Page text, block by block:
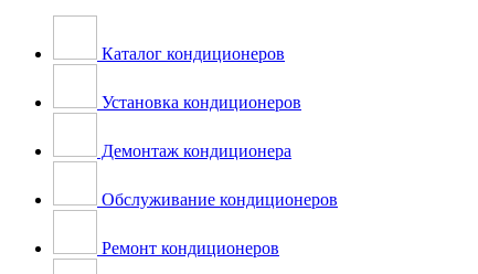
Каталог кондиционеров
Установка кондиционеров
Демонтаж кондиционера
Обслуживание кондиционеров
Ремонт кондиционеров